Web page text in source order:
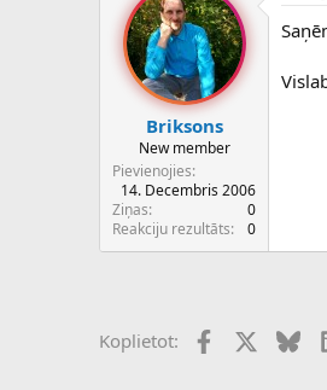
Briksons
New member
Pievienojies
14. Decembris 2006
Ziņas
0
Reakciju rezultāts
0
Koplietot: Facebook
X